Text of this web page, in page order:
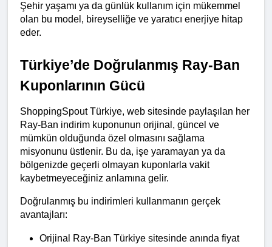
Şehir yaşamı ya da günlük kullanım için mükemmel
olan bu model, bireyselliğe ve yaratıcı enerjiye hitap
eder.
Türkiye’de Doğrulanmış Ray-Ban
Kuponlarının Gücü
ShoppingSpout Türkiye, web sitesinde paylaşılan her
Ray-Ban indirim kuponunun orijinal, güncel ve
mümkün olduğunda özel olmasını sağlama
misyonunu üstlenir. Bu da, işe yaramayan ya da
bölgenizde geçerli olmayan kuponlarla vakit
kaybetmeyeceğiniz anlamına gelir.
Doğrulanmış bu indirimleri kullanmanın gerçek
avantajları:
Orijinal Ray-Ban Türkiye sitesinde anında fiyat